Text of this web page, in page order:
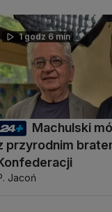
1 godz 6 min
Machulski
przyrodnim
Jacoń